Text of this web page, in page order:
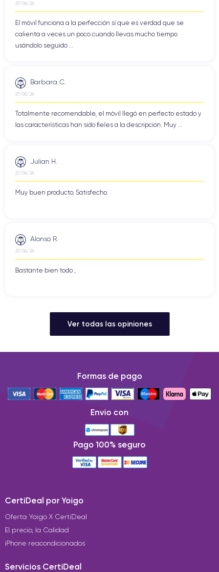
27/06/26
El móvil funciona a la perfección sí que es verdad que se
calienta a veces un poco cuando llevas mucho tiempo
usándolo seguido ...
Barbara C.
27/06/26
Totalmente recomendable, el móvil llegó en perfecto estado y
las características han sido fieles a la descripción. Muy ...
Julian H.
27/06/26
Muy buen producto. Satisfecho.
Alonso R.
27/06/26
Bastante bien todo ,
Ver todas las opiniones
Formas de pago
Envio con
Pago 100% seguro
CertiDeal por Yoigo
Oferta Yoigo X CertiDeal
El precio, la Calidad
iPhone reacondicionados
Servicios CertiDeal